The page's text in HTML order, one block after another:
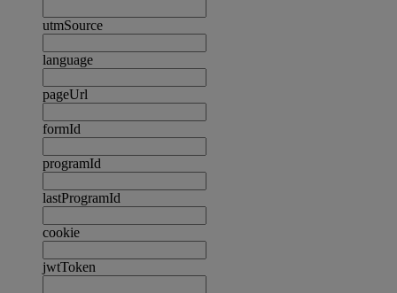
utmSource
language
pageUrl
formId
programId
lastProgramId
cookie
jwtToken